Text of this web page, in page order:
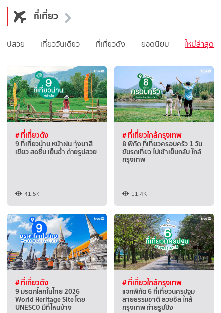
ที่เที่ยว
ใหม่ล่าสุด
ยอดนิยม
ที่เที่ยวดัง
เที่ยววันเดียว
รูปสวย
# ที่เที่ยวดัง
9 ที่เที่ยวน่าน หน้าฝน ทุ่งนาสี
เขียว สดชื่น เย็นฉ่ำ ถ่ายรูปสวย
41.5K
# ที่เที่ยวใกล้กรุงเทพ
8 พิกัด ที่เที่ยวครอบครัว 1 วัน
ขับรถเที่ยว ไปเช้าเย็นกลับ ใกล้
กรุงเทพ
11.4K
# ที่เที่ยวดัง
9 มรดกโลกในไทย 2026
World Heritage Site โดย
UNESCO มีที่ไหนบ้าง
# ที่เที่ยวใกล้กรุงเทพ
แจกพิกัด 6 ที่เที่ยวนครปฐม
สายธรรมชาติ สวยชิล ใกล้
กรุงเทพ ถ่ายรูปปัง